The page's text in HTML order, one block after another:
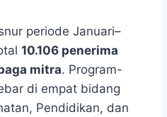
periode Januari–
10.106 penerima
mitra. Program-
di empat bidang
Pendidikan, dan